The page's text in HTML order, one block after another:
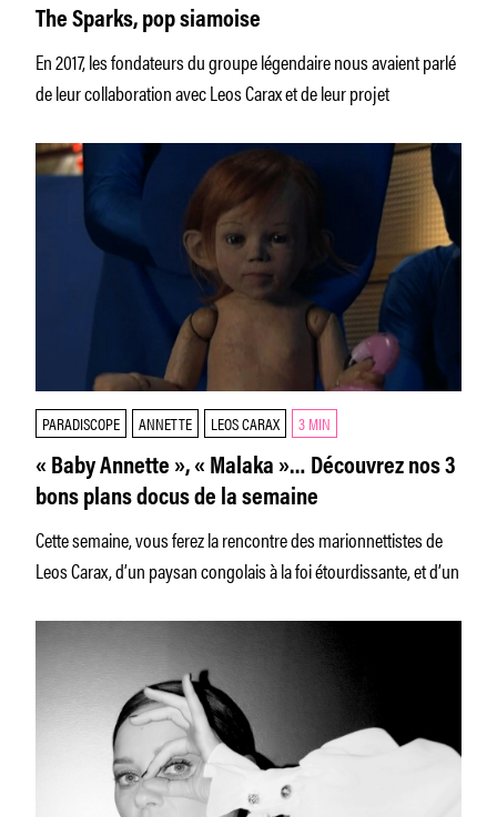
The Sparks, pop siamoise
En 2017, les fondateurs du groupe légendaire nous avaient parlé
de leur collaboration avec Leos Carax et de leur projet
PARADISCOPE ANNETTE LEOS CARAX 3 MIN
« Baby Annette », « Malaka »… Découvrez nos 3
bons plans docus de la semaine
Cette semaine, vous ferez la rencontre des marionnettistes de
Leos Carax, d’un paysan congolais à la foi étourdissante, et d’un